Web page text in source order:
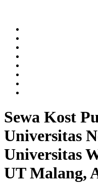
Sewa Kost
Universitas
Universitas
UT Malang,